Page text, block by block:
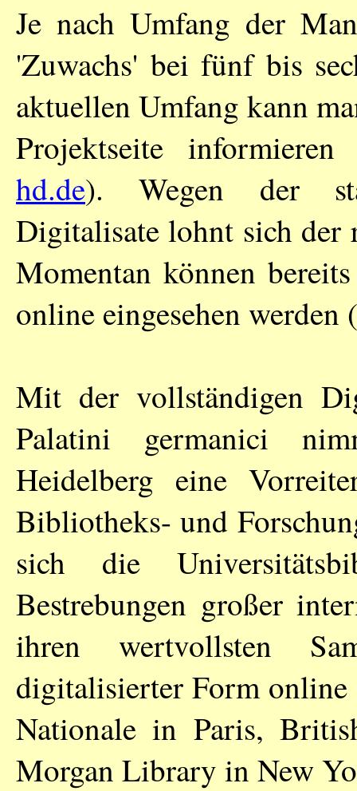
Je nach Umfang der
'Zuwachs' bei fünf bis
aktuellen Umfang kann
Projektseite
hd.de). Wegen der
Digitalisate lohnt sich der
Momentan können
online eingesehen
Mit der vollständigen
Palatini germanici
Heidelberg eine
Bibliotheks- und
sich die
Bestrebungen großer
ihren wertvollsten
digitalisierter Form
Nationale in Paris,
Morgan Library in New